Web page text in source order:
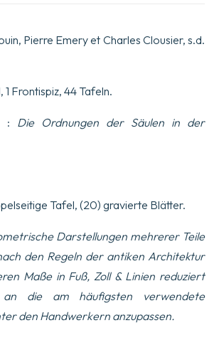
Pierre Emery et Charles Clousier, s.d.
1 Frontispiz, 44 Tafeln.
: Die Ordnungen der Säulen in der
Tafel, (20) gravierte Blätter.
Darstellungen mehrerer Teile
den Regeln der antiken Architektur
Maße in Fuß, Zoll & Linien reduziert
die am häufigsten verwendete
den Handwerkern anzupassen.